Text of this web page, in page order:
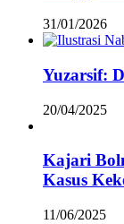
31/01/2026
Yuzarsif:
20/04/2025
Kajari
Kasus
11/06/2025